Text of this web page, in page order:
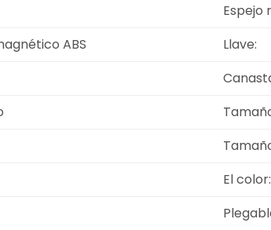
Espejo
ABS Llave:
El color: